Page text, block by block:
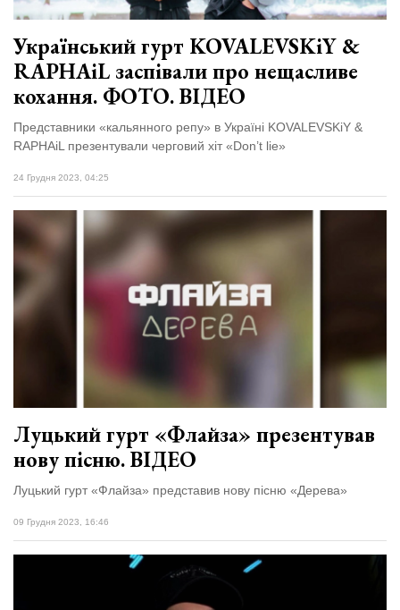
Український гурт KOVALEVSKiY &
RAPHAiL заспівали про нещасливе
кохання. ФОТО. ВІДЕО
Представники «кальянного репу» в Україні KOVALEVSKiY &
RAPHAiL презентували черговий хіт «Don’t lie»
24 Грудня 2023, 04:25
Луцький гурт «Флайза» презентував
нову пісню. ВІДЕО
Луцький гурт «Флайза» представив нову пісню «Дерева»
09 Грудня 2023, 16:46